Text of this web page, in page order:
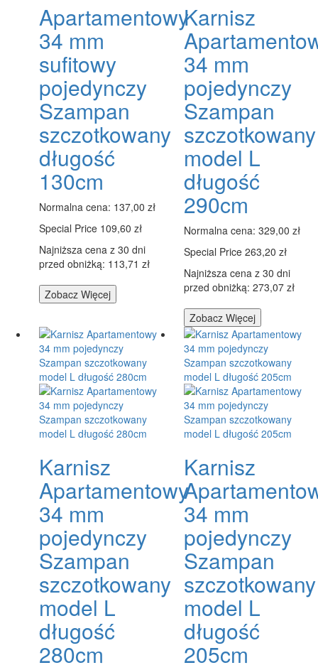
Apartamentowy
34 mm
sufitowy
pojedynczy
Szampan
szczotkowany
długość
130cm
Normalna cena: 137,00 zł
Special Price 109,60 zł
Najniższa cena z 30 dni
przed obniżką: 113,71 zł
Zobacz Więcej
Karnisz
34 mm
pojedynczy
Szampan
szczotkowany
model L
długość
290cm
Normalna cena: 329,00 zł
Special Price 263,20 zł
Najniższa cena z 30 dni
przed obniżką: 273,07 zł
Zobacz Więcej
Karnisz
Apartamentowy
34 mm
pojedynczy
Szampan
szczotkowany
model L
długość
280cm
Karnisz
34 mm
pojedynczy
Szampan
szczotkowany
model L
długość
205cm